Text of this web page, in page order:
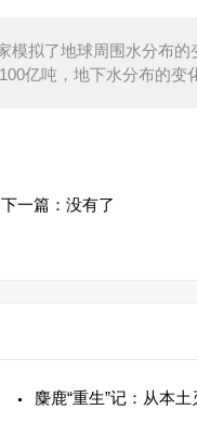
模拟了地球周围水分布
亿吨，地下水分布的变
下一篇：没有了
麋鹿“重生”记：从本